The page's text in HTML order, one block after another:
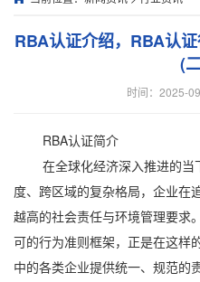
RBA认证介绍，RBA认
(
时间：2025-
RBA认证简介
在全球化经济深入推进的当
度、跨区域的复杂格局，企业在
越高的社会责任与环境管理要求
可的行为准则框架，正是在这样
中的各类企业提供统一、规范的